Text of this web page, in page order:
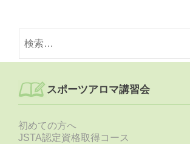
索:
スポーツアロマ講習会
初めての方へ
JSTA認定資格取得コース